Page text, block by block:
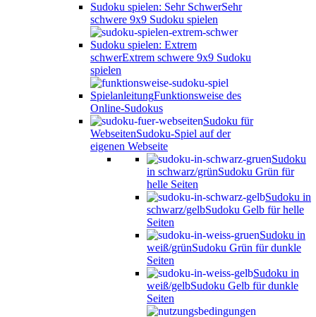
Sudoku spielen: Sehr SchwerSehr
schwere 9x9 Sudoku spielen
Sudoku spielen: Extrem
schwerExtrem schwere 9x9 Sudoku
spielen
SpielanleitungFunktionsweise des
Online-Sudokus
Sudoku für
WebseitenSudoku-Spiel auf der
eigenen Webseite
Sudoku
in schwarz/grünSudoku Grün für
helle Seiten
Sudoku in
schwarz/gelbSudoku Gelb für helle
Seiten
Sudoku in
weiß/grünSudoku Grün für dunkle
Seiten
Sudoku in
weiß/gelbSudoku Gelb für dunkle
Seiten